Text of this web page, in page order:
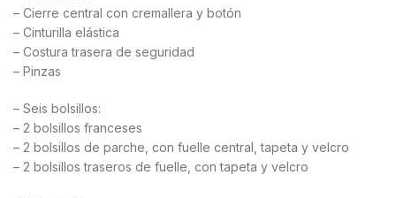
– Cierre central con cremallera y botón
– Cinturilla elástica
– Costura trasera de seguridad
– Pinzas
– Seis bolsillos:
– 2 bolsillos franceses
– 2 bolsillos de parche, con fuelle central, tapeta y velcro
– 2 bolsillos traseros de fuelle, con tapeta y velcro